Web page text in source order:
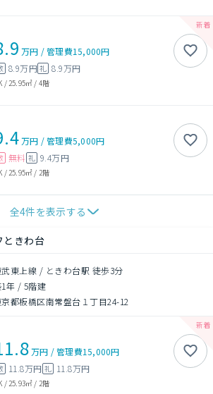
万円 /管理費15,000円
8.9万円礼 8.9万円
/ 25.95㎡ / 4階
万円 /管理費5,000円
無料 礼 9.4万円
/ 25.95㎡ / 2階
全4件を表示する
ときわ台
武東上線 / ときわ台駅 徒歩3分
年 / 5階建
京都板橋区南常盤台１丁目24-12
万円 /管理費15,000円
11.8万円 礼 11.8万円
/ 25.93㎡ / 2階